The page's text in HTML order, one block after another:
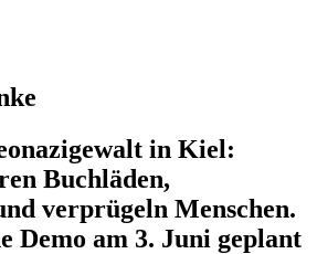
in Kiel:
Buchläden,
verprügeln Menschen.
Demo am 3. Juni geplant